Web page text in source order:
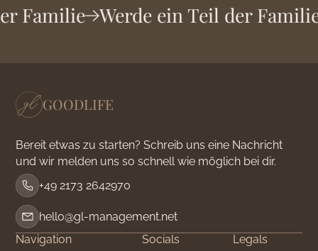
Familie Werde ein Teil der
GOODLIFE
Bereit etwas zu starten? Schreib uns eine Nachricht
und wir melden uns so schnell wie möglich bei dir.
+49 2173 2642970
hello@gl-management.net
Navigation
Socials
Legals